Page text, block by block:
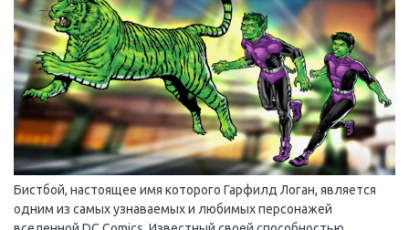
Бистбой, настоящее имя которого Гарфилд Логан, является
одним из самых узнаваемых и любимых персонажей